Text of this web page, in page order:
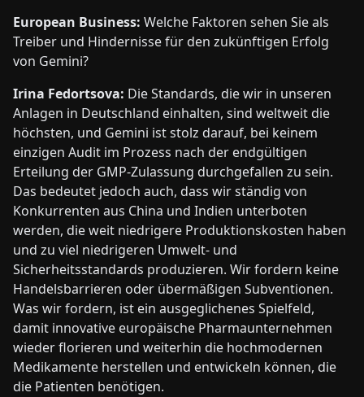
European Business: Welche Faktoren sehen Sie als
Treiber und Hindernisse für den zukünftigen Erfolg
von Gemini?
Irina Fedortsova: Die Standards, die wir in unseren
Anlagen in Deutschland einhalten, sind weltweit die
höchsten, und Gemini ist stolz darauf, bei keinem
einzigen Audit im Prozess nach der endgültigen
Erteilung der GMP-Zulassung durchgefallen zu sein.
Das bedeutet jedoch auch, dass wir ständig von
Konkurrenten aus China und Indien unterboten
werden, die weit niedrigere Produktionskosten haben
und zu viel niedrigeren Umwelt- und
Sicherheitsstandards produzieren. Wir fordern keine
Handelsbarrieren oder übermäßigen Subventionen.
Was wir fordern, ist ein ausgeglichenes Spielfeld,
damit innovative europäische Pharmaunternehmen
wieder florieren und weiterhin die hochmodernen
Medikamente herstellen und entwickeln können, die
die Patienten benötigen.